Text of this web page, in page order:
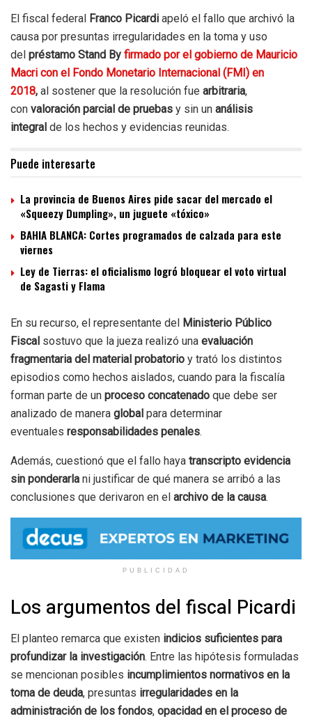
El fiscal federal Franco Picardi apeló el fallo que archivó la
causa por presuntas irregularidades en la toma y uso
del préstamo Stand By firmado por el gobierno de Mauricio
Macri con el Fondo Monetario Internacional (FMI) en
2018, al sostener que la resolución fue arbitraria,
con valoración parcial de pruebas y sin un análisis
integral de los hechos y evidencias reunidas.
Puede interesarte
La provincia de Buenos Aires pide sacar del mercado el
«Squeezy Dumpling», un juguete «tóxico»
BAHIA BLANCA: Cortes programados de calzada para este
viernes
Ley de Tierras: el oficialismo logró bloquear el voto virtual
de Sagasti y Flama
En su recurso, el representante del Ministerio Público
Fiscal sostuvo que la jueza realizó una evaluación
fragmentaria del material probatorio y trató los distintos
episodios como hechos aislados, cuando para la fiscalía
forman parte de un proceso concatenado que debe ser
analizado de manera global para determinar
eventuales responsabilidades penales.
Además, cuestionó que el fallo haya transcripto evidencia
sin ponderarla ni justificar de qué manera se arribó a las
conclusiones que derivaron en el archivo de la causa.
PUBLICIDAD
Los argumentos del fiscal Picardi
El planteo remarca que existen indicios suficientes para
profundizar la investigación. Entre las hipótesis formuladas
se mencionan posibles incumplimientos normativos en la
toma de deuda, presuntas irregularidades en la
administración de los fondos, opacidad en el proceso de